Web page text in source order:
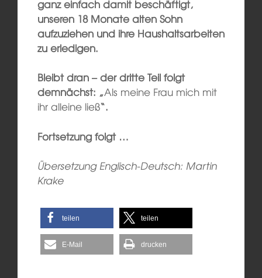
ganz einfach damit beschäftigt,
unseren 18 Monate alten Sohn
aufzuziehen und ihre Haushaltsarbeiten
zu erledigen.
Bleibt dran – der dritte Teil folgt
demnächst: „Als meine Frau mich mit
ihr alleine ließ“.
Fortsetzung folgt …
Übersetzung Englisch-Deutsch: Martin
Krake
teilen teilen
E-Mail drucken